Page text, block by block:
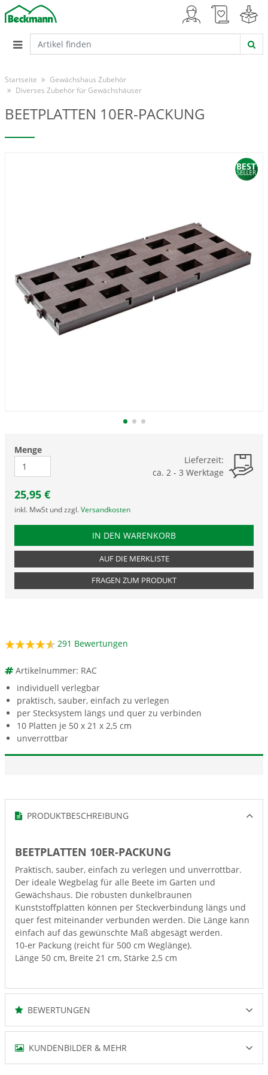
Startseite
Gewächshaus Zubehör
Diverses Zubehör für Gewächshäuser
BEETPLATTEN 10ER-PACKUNG
Menge
Lieferzeit:
ca. 2 - 3 Werktage
25,95 €
inkl. MwSt und zzgl. Versandkosten
PRODUKTNUMMER RAC
IN DEN WARENKORB
AUF DIE MERKLISTE
FRAGEN ZUM PRODUKT
291 Bewertungen
Artikelnummer: RAC
individuell verlegbar
praktisch, sauber, einfach zu verlegen
per Stecksystem längs und quer zu verbinden
10 Platten je 50 x 21 x 2,5 cm
unverrottbar
PRODUKTBESCHREIBUNG
BEETPLATTEN 10ER-PACKUNG
Praktisch, sauber, einfach zu verlegen und unverrottbar.
Der ideale Wegbelag für alle Beete im Garten und
Gewächshaus. Die robusten dunkelbraunen
Kunststoffplatten können per Steckverbindung längs und
quer fest miteinander verbunden werden. Die Länge kann
einfach auf das gewünschte Maß abgesägt werden.
10-er Packung (reicht für 500 cm Weglänge).
Länge 50 cm, Breite 21 cm, Stärke 2,5 cm
BEWERTUNGEN
KUNDENBILDER & MEHR